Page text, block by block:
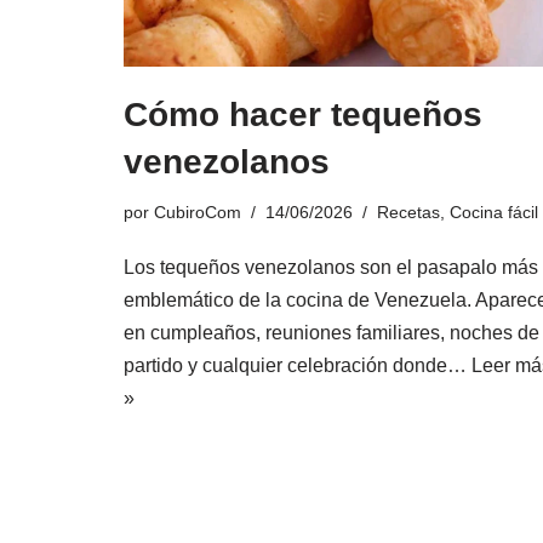
Cómo hacer tequeños
venezolanos
por CubiroCom 14/06/2026 Recetas Cocina fácil
Los tequeños venezolanos son el pasapalo más
emblemático de la cocina de Venezuela.
en cumpleaños, reuniones familiares, noches de
partido y cualquier celebración donde… Leer
»